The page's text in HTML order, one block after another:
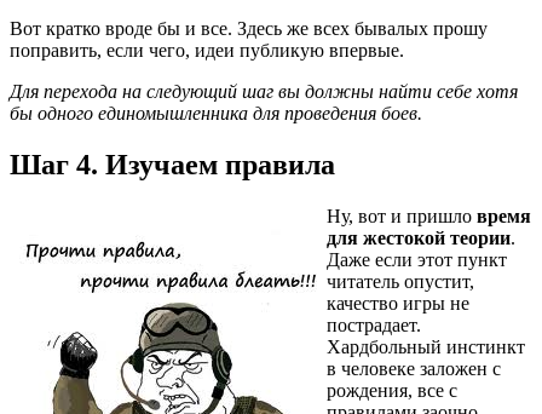
Вот кратко вроде бы и все. Здесь же всех бывалых прошу
поправить, если чего, идеи публикую впервые.
Для перехода на следующий шаг вы должны найти себе хотя
бы одного единомышленника для проведения боев.
Шаг 4. Изучаем правила
Ну, вот и пришло время
для жестокой теории.
Даже если этот пункт
читатель опустит,
качество игры не
пострадает.
Хардбольный инстинкт
в человеке заложен с
рождения, все с